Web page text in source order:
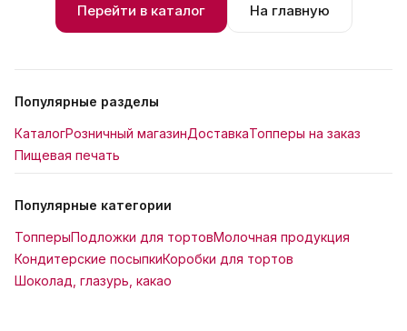
Перейти в каталог На главную
Популярные разделы
КаталогРозничный магазинДоставкаТопперы на заказ
Пищевая печать
Популярные категории
ТопперыПодложки для тортовМолочная продукция
Кондитерские посыпкиКоробки для тортов
Шоколад, глазурь, какао